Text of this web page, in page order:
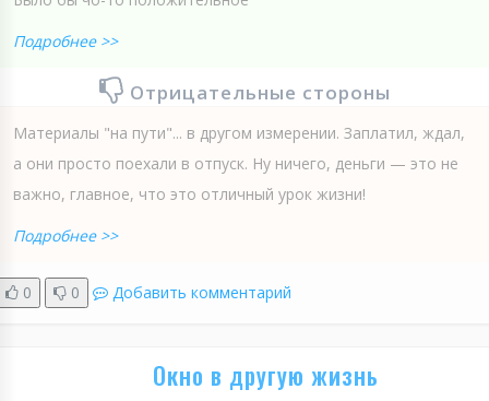
Подробнее >>
Отрицательные стороны
Материалы "на пути"... в другом измерении. Заплатил, ждал,
а они просто поехали в отпуск. Ну ничего, деньги — это не
важно, главное, что это отличный урок жизни!
Подробнее >>
0 0 Добавить комментарий
Окно в другую жизнь